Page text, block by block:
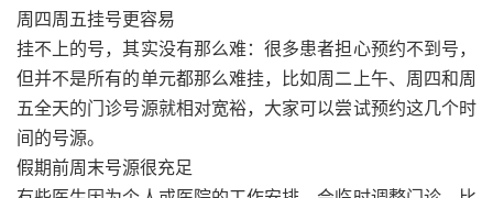
周四周五挂号更容易
挂不上的号，其实没有那么难：很多患者担心预约不到号，
但并不是所有的单元都那么难挂，比如周二上午、周四和周
五全天的门诊号源就相对宽裕，大家可以尝试预约这几个时
间的号源。
假期前周末号源很充足